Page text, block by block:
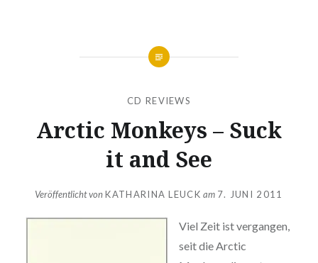
CD REVIEWS
Arctic Monkeys – Suck
it and See
Veröffentlicht vonKATHARINA LEUCK am 7. JUNI 2011
Viel Zeit ist vergangen,
seit die Arctic